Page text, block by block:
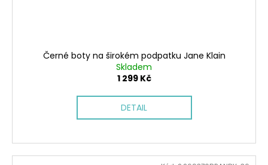
Černé boty na širokém podpatku Jane Klain
Skladem
1 299 Kč
DETAIL